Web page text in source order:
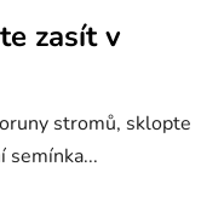
zasít v
stromů, sklopte
semínka...